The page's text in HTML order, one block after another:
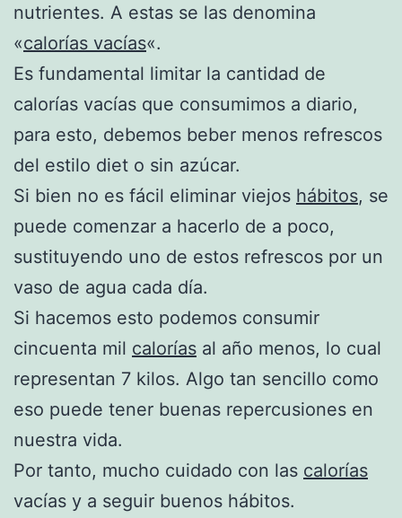
nutrientes. A estas se las denomina
«calorías vacías«.
Es fundamental limitar la cantidad de
calorías vacías que consumimos a diario,
para esto, debemos beber menos refrescos
del estilo diet o sin azúcar.
Si bien no es fácil eliminar viejos hábitos, se
puede comenzar a hacerlo de a poco,
sustituyendo uno de estos refrescos por un
vaso de agua cada día.
Si hacemos esto podemos consumir
cincuenta mil calorías al año menos, lo cual
representan 7 kilos. Algo tan sencillo como
eso puede tener buenas repercusiones en
nuestra vida.
Por tanto, mucho cuidado con las calorías
vacías y a seguir buenos hábitos.